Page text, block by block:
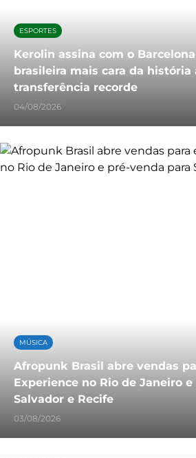
ESPORTES
Kerolin assina com o
brasileira mais cara da história
transferência recorde
04/08/2026
MÚSICA
Afropunk Brasil abre vendas
Experience no Rio de Janeiro
Salvador e Recife
03/08/2026